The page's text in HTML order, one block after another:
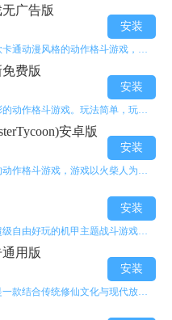
广告版
《超级格斗士天地》是一款卡通动漫风格的动作格斗游戏，能瞬间点燃你的格斗激情，让你迅速热血沸腾。游戏里有海绵宝宝、超能小子、幻影丹尼等众多热门角色可供挑选，趣味性拉满，玩起来容易上瘾，绝对是打发无聊时光的绝佳选择。对这款游戏感兴趣的朋友，欢迎来天尚站体验~
安装
费版
终极格斗锦标赛是一款精彩的动作格斗游戏。玩法简单，玩家只需滑动手势，就能施展出华丽的史诗动作与超级连招。不断提升、升级你的战斗技能吧！欢迎前来体验！在原有基础上，操作体验进行了一定优化，玩家操作将更加简洁流畅，还能为角色添加特殊能力与招式。喜欢这类游戏的玩家可千万别错过！
安装
安卓版
功夫大亨是一款非常有趣的动作格斗游戏，游戏以火柴人为角色形象，不同职业的角色都拥有独特的特殊效果。玩家可以选择自己喜爱的角色挑战关卡，在关卡中通过施展连续特技来消灭怪物。游戏有着精彩的战斗方式和炫酷的特效，喜欢这类游戏的玩家快来体验功夫大亨吧！
安装
机甲斗兽场更新版是一款超级自由好玩的机甲主题战斗游戏。里面的一些道具都是免费的。不需要太多高超的技巧，就用手指点一下，就能打发闲暇无聊的时间。这个绝对会是一个非常不错的选择。而且每个机甲都会有自己对应的技能，能展现更多的过关技巧，其中会出现更多不同的怪物。多了解一下你根据怪物的变化调整的过关技能吧！
安装
用版
《小白修炼计划无广告》是一款结合传统修仙文化与现代放置玩法的多维度角色扮演游戏。游戏以东方修仙世界为背景，玩家将化身一名修仙者，从初入仙途的懵懂小白，一步步成长为能掌控乾坤的修仙大能。游戏构建了一个动态变化的开放修真世界，玩家可以通过策略选择修炼方向、探索随机秘境、参与宗门争斗等方式，重新塑造仙界的秩序。游戏采用挂机修仙的玩法，玩家不需要持续在线操作，角色会自动挑战副本、收集材料、获取灵力、经验和各类资源。
安装